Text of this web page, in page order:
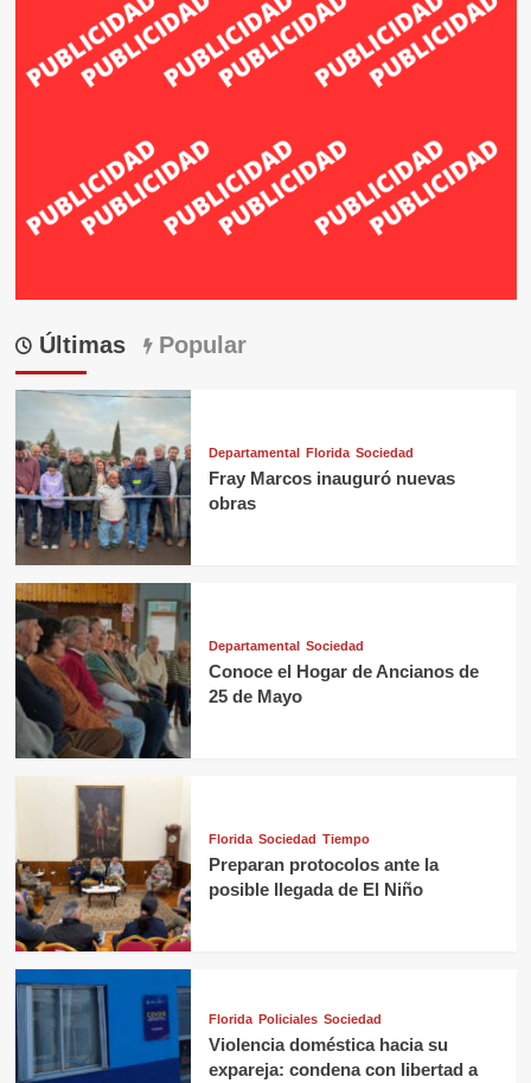
Últimas Popular
Departamental Florida Sociedad
Fray Marcos inauguró nuevas
obras
Departamental Sociedad
Conoce el Hogar de Ancianos de
25 de Mayo
Florida Sociedad Tiempo
Preparan protocolos ante la
posible llegada de El Niño
Florida Policiales Sociedad
Violencia doméstica hacia su
expareja: condena con libertad a